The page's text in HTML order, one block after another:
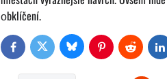
оbklíčení.
FacebookTwitter Bluesky PinterestReddit